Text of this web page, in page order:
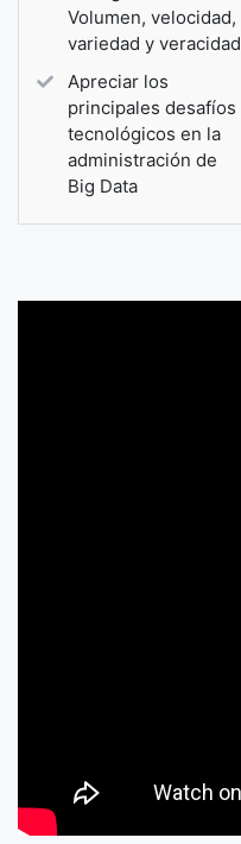
Volumen, velocidad,
variedad y veracidad
Apreciar los
principales desafíos
tecnológicos en la
administración de
Big Data